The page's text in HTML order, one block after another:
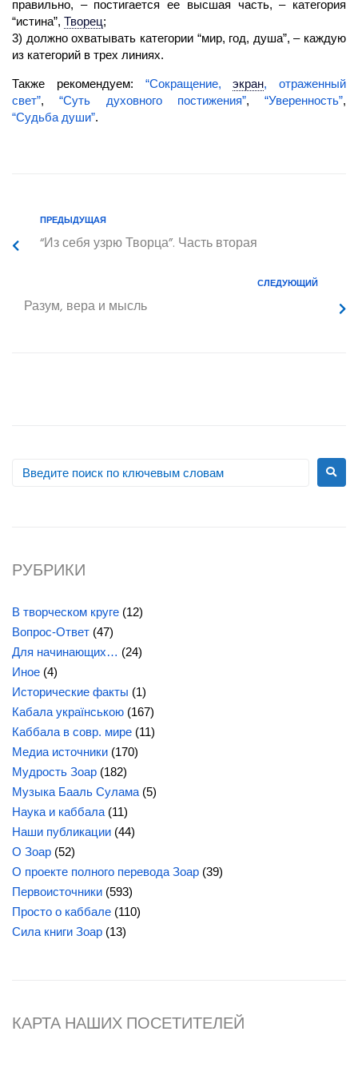
правильно, – постигается ее высшая часть, – категория
“истина”, Творец;
3) должно охватывать категории “мир, год, душа”, – каждую
из категорий в трех линиях.
Также рекомендуем: “Сокращение, экран, отраженный
свет”,“Суть духовного постижения”, “Уверенность”,
“Судьба души”.
ПРЕДЫДУЩАЯ
“Из себя узрю Творца”. Часть вторая
СЛЕДУЮЩИЙ
Разум, вера и мысль
РУБРИКИ
В творческом круге (12)
Вопрос-Ответ (47)
Для начинающих… (24)
Иное (4)
Исторические факты (1)
Кабала українською (167)
Каббала в совр. мире (11)
Медиа источники (170)
Мудрость Зоар (182)
Музыка Бааль Сулама (5)
Наука и каббала (11)
Наши публикации (44)
О Зоар (52)
О проекте полного перевода Зоар (39)
Первоисточники (593)
Просто о каббале (110)
Сила книги Зоар (13)
КАРТА НАШИХ ПОСЕТИТЕЛЕЙ